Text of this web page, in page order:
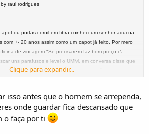
raul rodrigues
ou portas cornil em fibra conheci um senhor aqui na
com +- 20 anos assim como um capot já feito. Por mero
de zincagem "Se precisarem faz bom preço c\
uns parafusos e levei o UMM, em conversa disse que
para o lixo....Vi os moldes e pedi para não deitar fora a
Clique para expandir...
isso antes que o homem se arrependa,
onde guardar fica descansado que
o faça por ti